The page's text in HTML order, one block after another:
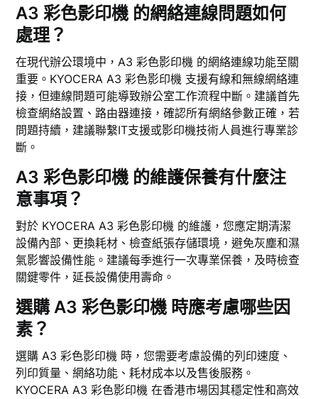
A3 彩色影印機 的網絡連線問題如何
處理？
在現代辦公環境中，A3 彩色影印機 的網絡連線功能至關
重要。KYOCERA A3 彩色影印機 支援有線和無線網絡連
接，但連線問題可能導致辦公室工作流程中斷。建議首先
檢查網絡設置、路由器連接，確認所有網絡參數正確，若
問題持續，建議聯繫IT支援或影印機技術人員進行專業診
斷。
A3 彩色影印機 的維護保養有什麼注
意事項？
對於 KYOCERA A3 彩色影印機 的維護，您應定期清潔
設備內部、更換耗材、檢查紙張存儲環境，避免灰塵和濕
氣影響設備性能。建議每季進行一次專業保養，及時檢查
關鍵零件，延長設備使用壽命。
選購 A3 彩色影印機 時應考慮哪些因
素？
選購 A3 彩色影印機 時，您需要考慮設備的列印速度、
列印質量、網絡功能、耗材成本以及售後服務。
KYOCERA A3 彩色影印機 在香港市場因其穩定性和高效